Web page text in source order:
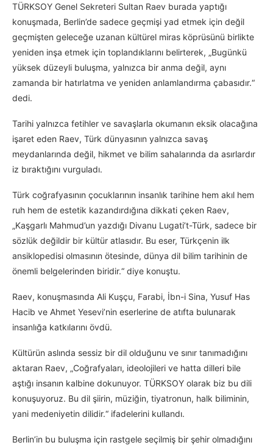
TÜRKSOY Genel Sekreteri Sultan Raev burada yaptığı
konuşmada, Berlin’de sadece geçmişi yad etmek için değil
geçmişten geleceğe uzanan kültürel miras köprüsünü birlikte
yeniden inşa etmek için toplandıklarını belirterek, „Bugünkü
yüksek düzeyli buluşma, yalnızca bir anma değil, aynı
zamanda bir hatırlatma ve yeniden anlamlandırma çabasıdır.“
dedi.
Tarihi yalnızca fetihler ve savaşlarla okumanın eksik olacağına
işaret eden Raev, Türk dünyasının yalnızca savaş
meydanlarında değil, hikmet ve bilim sahalarında da asırlardır
iz bıraktığını vurguladı.
Türk coğrafyasının çocuklarının insanlık tarihine hem akıl hem
ruh hem de estetik kazandırdığına dikkati çeken Raev,
„Kaşgarlı Mahmud’un yazdığı Divanu Lugati’t-Türk, sadece bir
sözlük değildir bir kültür atlasıdır. Bu eser, Türkçenin ilk
ansiklopedisi olmasının ötesinde, dünya dil bilim tarihinin de
önemli belgelerinden biridir.“ diye konuştu.
Raev, konuşmasında Ali Kuşçu, Farabi, İbn-i Sina, Yusuf Has
Hacib ve Ahmet Yesevi’nin eserlerine de atıfta bulunarak
insanlığa katkılarını övdü.
Kültürün aslında sessiz bir dil olduğunu ve sınır tanımadığını
aktaran Raev, „Coğrafyaları, ideolojileri ve hatta dilleri bile
aştığı insanın kalbine dokunuyor. TÜRKSOY olarak biz bu dili
konuşuyoruz. Bu dil şiirin, müziğin, tiyatronun, halk biliminin,
yani medeniyetin dilidir.“ ifadelerini kullandı.
Berlin’in bu buluşma için rastgele seçilmiş bir şehir olmadığını